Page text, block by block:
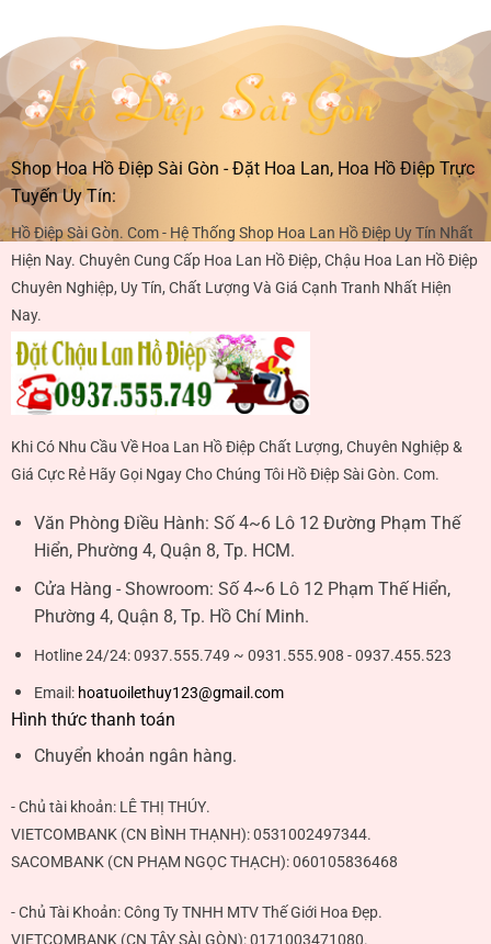
Shop Hoa Hồ Điệp Sài Gòn - Đặt Hoa Lan, Hoa Hồ Điệp Trực
Tuyến Uy Tín:
Hồ Điệp Sài Gòn. Com - Hệ Thống Shop Hoa Lan Hồ Điệp Uy Tín Nhất
Hiện Nay. Chuyên Cung Cấp Hoa Lan Hồ Điệp, Chậu Hoa Lan Hồ Điệp
Chuyên Nghiệp, Uy Tín, Chất Lượng Và Giá Cạnh Tranh Nhất Hiện
Nay.
Khi Có Nhu Cầu Về Hoa Lan Hồ Điệp Chất Lượng, Chuyên Nghiệp &
Giá Cực Rẻ Hãy Gọi Ngay Cho Chúng Tôi Hồ Điệp Sài Gòn. Com.
Văn Phòng Điều Hành: Số 4~6 Lô 12 Đường Phạm Thế
Hiển, Phường 4, Quận 8, Tp. HCM.
Cửa Hàng - Showroom: Số 4~6 Lô 12 Phạm Thế Hiển,
Phường 4, Quận 8, Tp. Hồ Chí Minh.
Hotline 24/24:0937.555.749 ~ 0931.555.908 - 0937.455.523
Email: hoatuoilethuy123@gmail.com
Hình thức thanh toán
Chuyển khoản ngân hàng.
- Chủ tài khoản: LÊ THỊ THÚY.
VIETCOMBANK (CN BÌNH THẠNH):0531002497344.
SACOMBANK (CN PHẠM NGỌC THẠCH):060105836468
- Chủ Tài Khoản: Công Ty TNHH MTV Thế Giới Hoa Đẹp.
VIETCOMBANK (CN TÂY SÀI GÒN):0171003471080.